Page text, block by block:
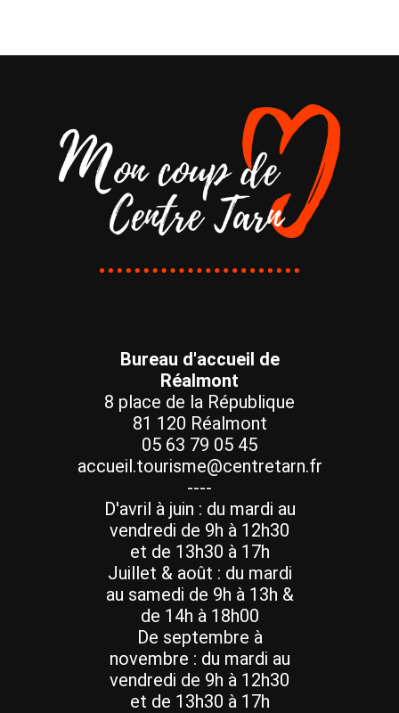
Bureau d'accueil de
Réalmont
8 place de la République
81 120 Réalmont
05 63 79 05 45
accueil.tourisme@centretarn.fr
----
D'avril à juin : du mardi au
vendredi de 9h à 12h30
et de 13h30 à 17h
Juillet & août : du mardi
au samedi de 9h à 13h &
de 14h à 18h00
De septembre à
novembre : du mardi au
vendredi de 9h à 12h30
et de 13h30 à 17h